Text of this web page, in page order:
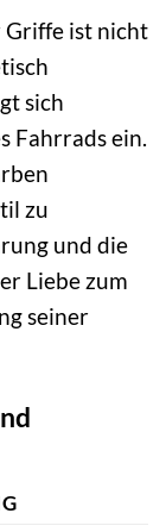
Griffe ist nicht
sich
Fahrrads ein.
zu
und die
Liebe zum
seiner